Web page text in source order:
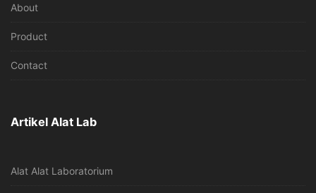
About
Product
Contact
Artikel Alat Lab
Alat Alat Laboratorium